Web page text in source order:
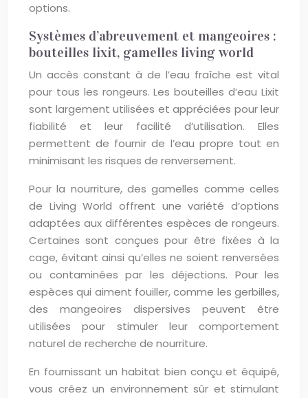
options.
Systèmes d’abreuvement et mangeoires :
bouteilles lixit, gamelles living world
Un accès constant à de l’eau fraîche est vital
pour tous les rongeurs. Les bouteilles d’eau Lixit
sont largement utilisées et appréciées pour leur
fiabilité et leur facilité d’utilisation. Elles
permettent de fournir de l’eau propre tout en
minimisant les risques de renversement.
Pour la nourriture, des gamelles comme celles
de Living World offrent une variété d’options
adaptées aux différentes espèces de rongeurs.
Certaines sont conçues pour être fixées à la
cage, évitant ainsi qu’elles ne soient renversées
ou contaminées par les déjections. Pour les
espèces qui aiment fouiller, comme les gerbilles,
des mangeoires dispersives peuvent être
utilisées pour stimuler leur comportement
naturel de recherche de nourriture.
En fournissant un habitat bien conçu et équipé,
vous créez un environnement sûr et stimulant